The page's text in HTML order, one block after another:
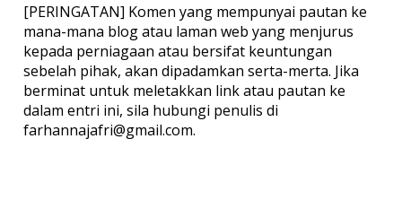
[PERINGATAN] Komen yang mempunyai pautan ke
mana-mana blog atau laman web yang menjurus
kepada perniagaan atau bersifat keuntungan
sebelah pihak, akan dipadamkan serta-merta. Jika
berminat untuk meletakkan link atau pautan ke
dalam entri ini, sila hubungi penulis di
farhannajafri@gmail.com.